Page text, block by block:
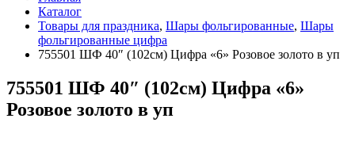
Каталог
Товары для праздника, Шары фольгированные, Шары
фольгированные цифра
755501 ШФ 40″ (102см) Цифра «6» Розовое золото в уп
755501 ШФ 40″ (102см) Цифра «6»
Розовое золото в уп